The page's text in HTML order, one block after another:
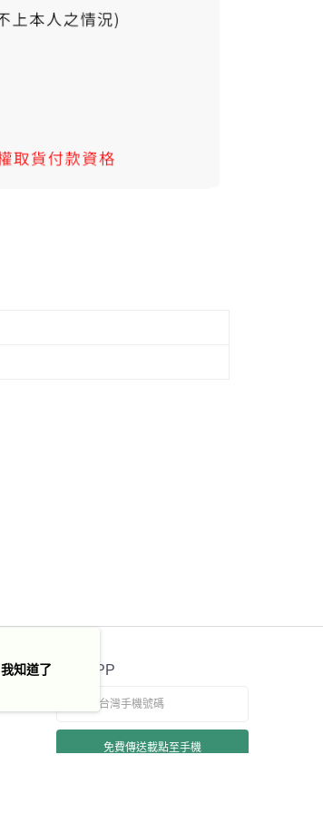
官方APP
免費傳送載點至手機
我知道了